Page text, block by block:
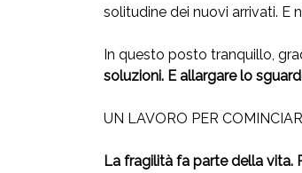
solitudine dei nuovi arrivati. E
In questo posto tranquillo,
soluzioni. E allargare lo
UN LAVORO PER
La fragilità fa parte della vita.